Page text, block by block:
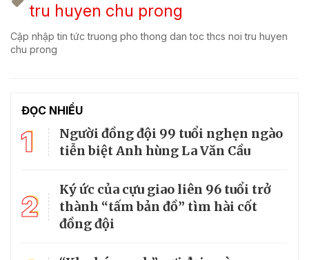
tru huyen chu prong
Cập nhập tin tức truong pho thong dan toc thcs noi tru huyen
chu prong
ĐỌC NHIỀU
1
Người đồng đội 99 tuổi nghẹn ngào
tiễn biệt Anh hùng La Văn Cầu
2
Ký ức của cựu giao liên 96 tuổi trở
thành “tấm bản đồ” tìm hài cốt
đồng đội